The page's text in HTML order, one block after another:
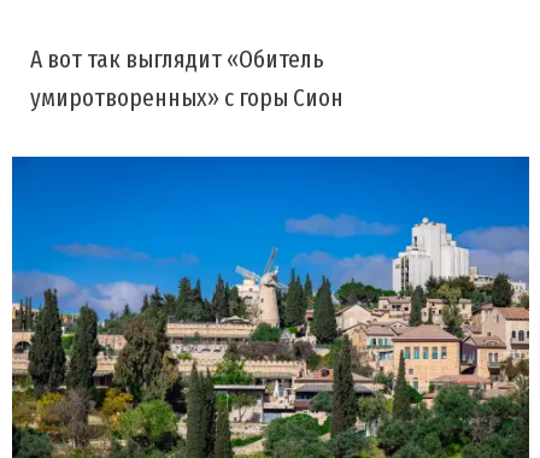
А вот так выглядит «Обитель
умиротворенных» с горы Сион